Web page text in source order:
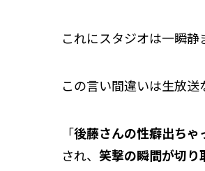
これにスタジオは一瞬静
この言い間違いは生放送
「後藤さんの性癖出ちゃ
され、 笑撃の瞬間が切り